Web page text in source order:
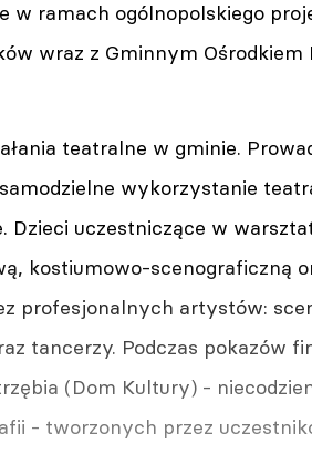
w ramach ogólnopolskiego
wraz z Gminnym
teatralne w gminie.
wykorzystanie
uczestniczące w
kostiumowo-scenograficzną
profesjonalnych artystów:
tancerzy. Podczas pokazów
(Dom Kultury) -
- tworzonych przez